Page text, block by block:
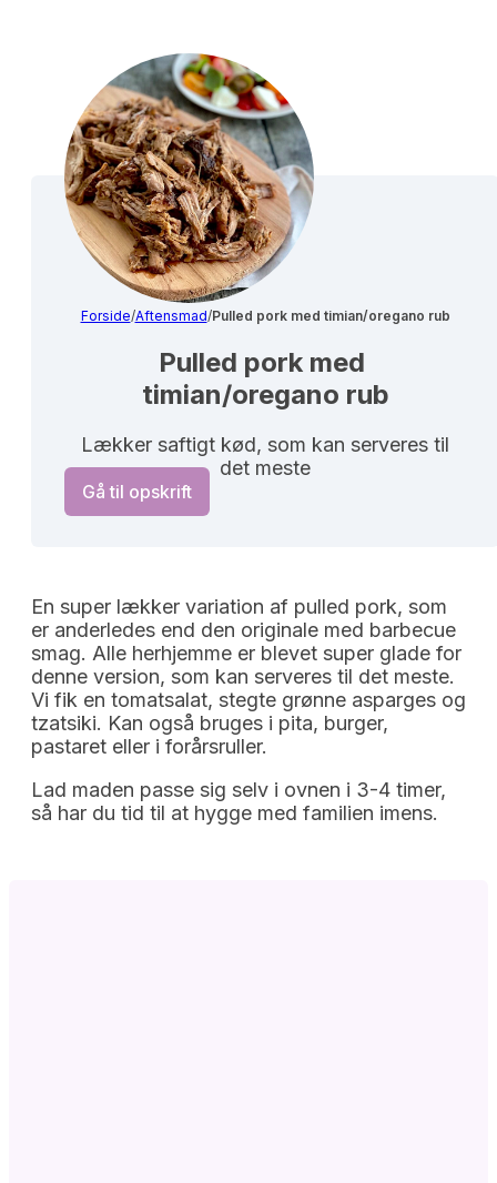
Forside/Aftensmad/Pulled pork med timian/oregano rub
Pulled pork med
timian/oregano rub
Lækker saftigt kød, som kan serveres til
det meste
Gå til opskrift
En super lækker variation af pulled pork, som
er anderledes end den originale med barbecue
smag. Alle herhjemme er blevet super glade for
denne version, som kan serveres til det meste.
Vi fik en tomatsalat, stegte grønne asparges og
tzatsiki. Kan også bruges i pita, burger,
pastaret eller i forårsruller.
Lad maden passe sig selv i ovnen i 3-4 timer,
så har du tid til at hygge med familien imens.